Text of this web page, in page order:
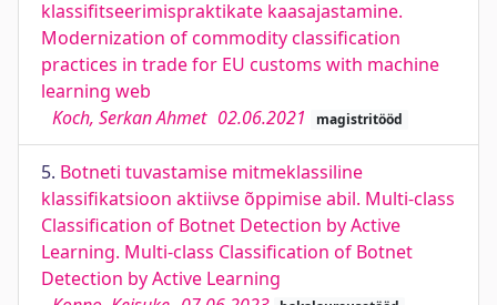
klassifitseerimispraktikate kaasajastamine.
Modernization of commodity classification
practices in trade for EU customs with machine
learning web
Koch, Serkan Ahmet 02.06.2021 magistritööd
5. Botneti tuvastamise mitmeklassiline
klassifikatsioon aktiivse õppimise abil. Multi-class
Classification of Botnet Detection by Active
Learning. Multi-class Classification of Botnet
Detection by Active Learning